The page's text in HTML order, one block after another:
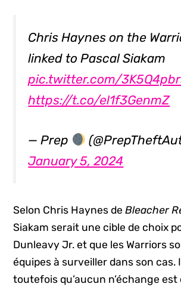
Chris Haynes on the
linked to Pascal Siakam
pic.twitter.com/
https://t.co/el1f3GenmZ
— Prep
January 5, 2024
Selon Chris Haynes deBleacher
Siakam serait une cible de choix
Dunleavy Jr. et que les Warriors
équipes à surveiller dans son cas.
toutefois qu’aucun n’échange est